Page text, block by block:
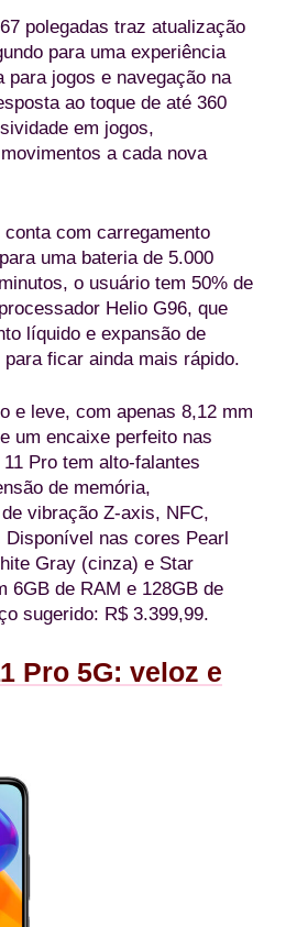
polegadas traz atualização
para uma experiência
para jogos e navegação na
ao toque de até 360
em jogos,
a cada nova
com carregamento
uma bateria de 5.000
o usuário tem 50% de
Helio G96, que
líquido e expansão de
ficar ainda mais rápido.
e leve, com apenas 8,12 mm
um encaixe perfeito nas
Pro tem alto-falantes
de memória,
vibração Z-axis, NFC,
nas cores Pearl
Gray (cinza) e Star
6GB de RAM e 128GB de
sugerido: R$ 3.399,99.
Pro 5G: veloz e